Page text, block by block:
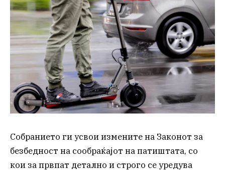
Собранието ги усвои измените на Законот за
безбедност на сообраќајот на патиштата, со
кои за првпат детално и строго се уредува